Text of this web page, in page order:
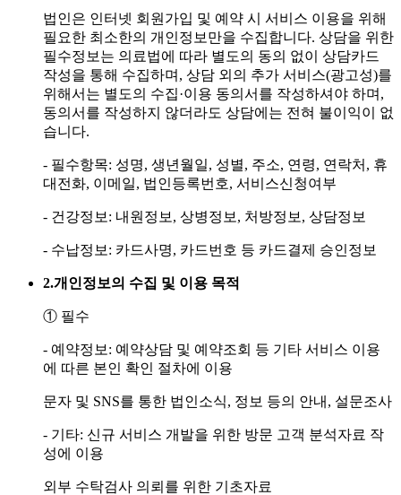
법인은 인터넷 회원가입 및 예약 시 서비스 이용을 위해
필요한 최소한의 개인정보만을 수집합니다. 상담을 위한
필수정보는 의료법에 따라 별도의 동의 없이 상담카드
작성을 통해 수집하며, 상담 외의 추가 서비스(광고성)를
위해서는 별도의 수집·이용 동의서를 작성하셔야 하며,
동의서를 작성하지 않더라도 상담에는 전혀 불이익이 없
습니다.
- 필수항목: 성명, 생년월일, 성별, 주소, 연령, 연락처, 휴
대전화, 이메일, 법인등록번호, 서비스신청여부
- 건강정보: 내원정보, 상병정보, 처방정보, 상담정보
- 수납정보: 카드사명, 카드번호 등 카드결제 승인정보
2.개인정보의 수집 및 이용 목적
① 필수
- 예약정보: 예약상담 및 예약조회 등 기타 서비스 이용
에 따른 본인 확인 절차에 이용
문자 및 SNS를 통한 법인소식, 정보 등의 안내, 설문조사
- 기타: 신규 서비스 개발을 위한 방문 고객 분석자료 작
성에 이용
외부 수탁검사 의뢰를 위한 기초자료